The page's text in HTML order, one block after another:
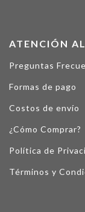
ATENCIÓN
Preguntas
Formas de pago
Costos de envío
¿Cómo Comprar?
Política de
Términos y